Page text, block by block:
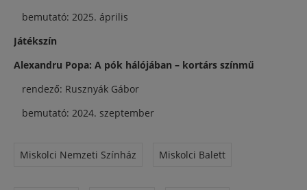
bemutató: 2025. április
Játékszín
Alexandru Popa: A pók hálójában – kortárs színmű
rendező: Rusznyák Gábor
bemutató: 2024. szeptember
Miskolci Nemzeti Színház Miskolci Balett